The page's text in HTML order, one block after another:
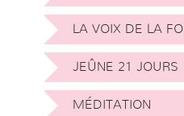
LA VOIX DE LA FOI
JEÛNE 21 JOURS
MÉDITATION